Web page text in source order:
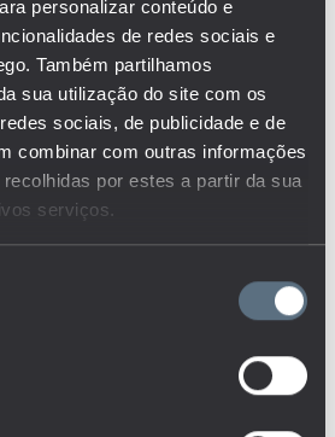
personalizar conteúdo e
de redes sociais e
Também partilhamos
sua utilização do site com os
sociais, de publicidade e de
combinar com outras informações
por estes a partir da sua
serviços.
OUTRAS VIAS
ALTERNATIVAS
ENSINO SECUNDÁRIO
ENSINO SUPERIOR